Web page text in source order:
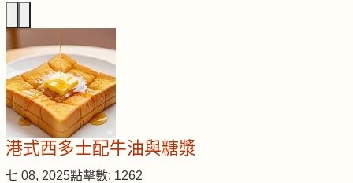
港式西多士配牛油與糖漿
七 08, 2025點擊數: 1262